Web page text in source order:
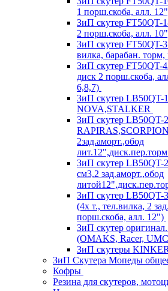
1 порш.скоба, алл.
ЗиП скутер FT50QT-
2 порш.скоба, алл.
ЗиП скутер FT50QT-
вилка, барабан.
ЗиП скутер FT50QT-
диск 2 порш.скоба,
6,8,7)
ЗиП скутер
NOVA,STALKER
ЗиП скутер LB50QT-
2зад.аморт.,обод
ЗиП скутер
см3,2 зад.аморт.,обод
ЗиП скутер LB50QT-
(4х т., тел.вилка, 2
порш.скоба, алл. 12")
ЗиП скутер
(OMAKS, Racer,
ЗиП скутеры
ЗиП Скутера Мопеды
Кофры
Резина для скутеров,